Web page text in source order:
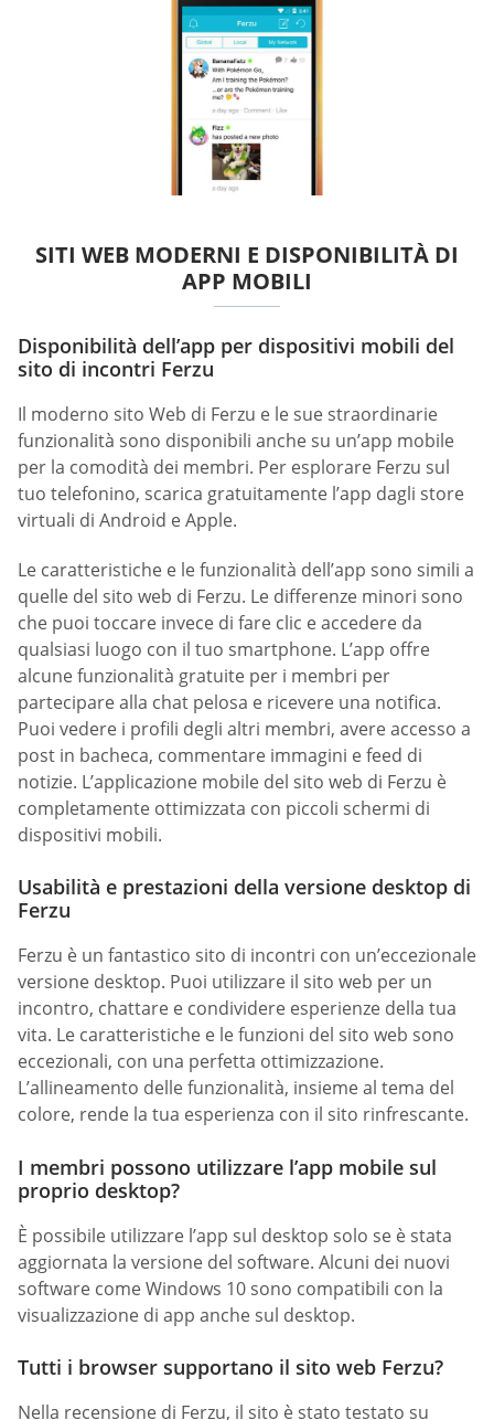
SITI WEB MODERNI E DISPONIBILITÀ DI
APP MOBILI
Disponibilità dell’app per dispositivi mobili del
sito di incontri Ferzu
Il moderno sito Web di Ferzu e le sue straordinarie
funzionalità sono disponibili anche su un’app mobile
per la comodità dei membri. Per esplorare Ferzu sul
tuo telefonino, scarica gratuitamente l’app dagli store
virtuali di Android e Apple.
Le caratteristiche e le funzionalità dell’app sono simili a
quelle del sito web di Ferzu. Le differenze minori sono
che puoi toccare invece di fare clic e accedere da
qualsiasi luogo con il tuo smartphone. L’app offre
alcune funzionalità gratuite per i membri per
partecipare alla chat pelosa e ricevere una notifica.
Puoi vedere i profili degli altri membri, avere accesso a
post in bacheca, commentare immagini e feed di
notizie. L’applicazione mobile del sito web di Ferzu è
completamente ottimizzata con piccoli schermi di
dispositivi mobili.
Usabilità e prestazioni della versione desktop di
Ferzu
Ferzu è un fantastico sito di incontri con un’eccezionale
versione desktop. Puoi utilizzare il sito web per un
incontro, chattare e condividere esperienze della tua
vita. Le caratteristiche e le funzioni del sito web sono
eccezionali, con una perfetta ottimizzazione.
L’allineamento delle funzionalità, insieme al tema del
colore, rende la tua esperienza con il sito rinfrescante.
I membri possono utilizzare l’app mobile sul
proprio desktop?
È possibile utilizzare l’app sul desktop solo se è stata
aggiornata la versione del software. Alcuni dei nuovi
software come Windows 10 sono compatibili con la
visualizzazione di app anche sul desktop.
Tutti i browser supportano il sito web Ferzu?
Nella recensione di Ferzu, il sito è stato testato su